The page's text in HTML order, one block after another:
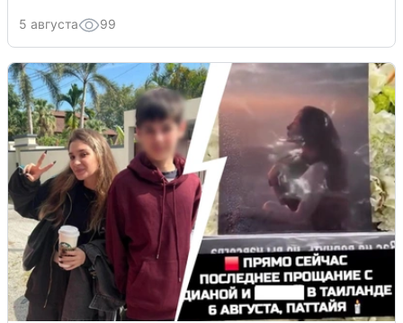
5 августа 99